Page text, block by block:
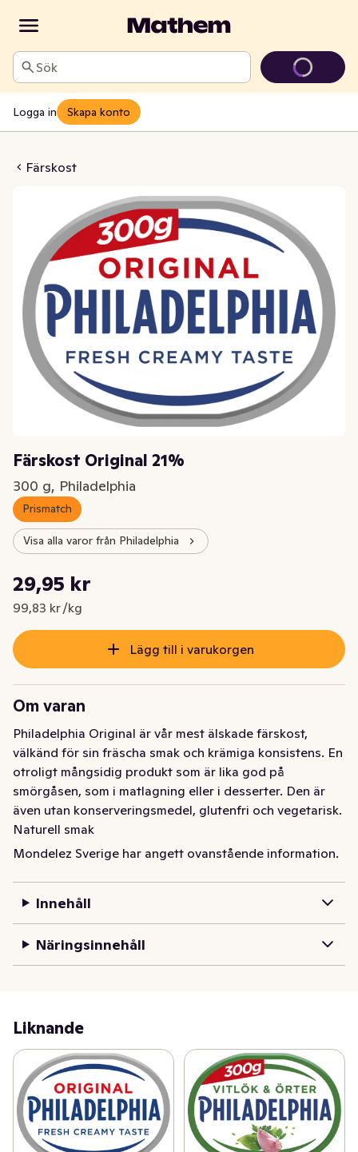
Sök
Logga in Skapa konto
Färskost
Original 21%
Färskost Original 21%
300 g, Philadelphia
Prismatch
Visa alla varor från Philadelphia
Nuvarande pris är: 29,95 kr
29,95 kr
99,83 kr /kg
Styckpris: 99,83 kr /kg
Lägg till i varukorgen
Om varan
Philadelphia Original är vår mest älskade färskost,
välkänd för sin fräscha smak och krämiga konsistens. En
otroligt mångsidig produkt som är lika god på
smörgåsen, som i matlagning eller i desserter. Den är
även utan konserveringsmedel, glutenfri och vegetarisk.
Naturell smak
Philadelphia Original är vår mest älskade färskost,
matlagning och desserter. Njut den på frukostmackan
Utan konserveringsmedel, glutenfri och vegetarisk.
Mondelez Sverige har angett ovanstående information.
Innehåll
Näringsinnehåll
Liknande